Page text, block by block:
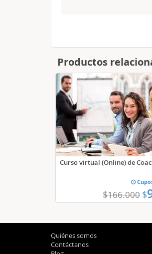
Productos
Curso virtual (Online) de
$166.000 $
Quiénes somos
Contáctanos